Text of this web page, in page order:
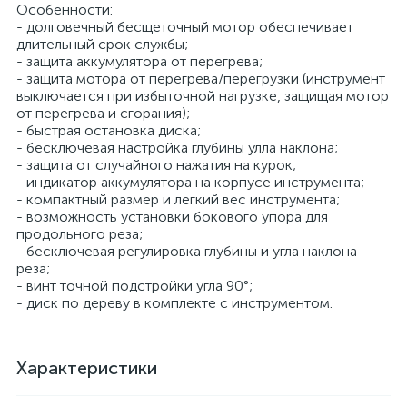
Особенности:
- долговечный бесщеточный мотор обеспечивает
длительный срок службы;
- защита аккумулятора от перегрева;
- защита мотора от перегрева/перегрузки (инструмент
выключается при избыточной нагрузке, защищая мотор
от перегрева и сгорания);
- быстрая остановка диска;
- бесключевая настройка глубины улла наклона;
- защита от случайного нажатия на курок;
- индикатор аккумулятора на корпусе инструмента;
- компактный размер и легкий вес инструмента;
- возможность установки бокового упора для
продольного реза;
- бесключевая регулировка глубины и угла наклона
реза;
- винт точной подстройки угла 90°;
- диск по дереву в комплекте с инструментом.
Характеристики